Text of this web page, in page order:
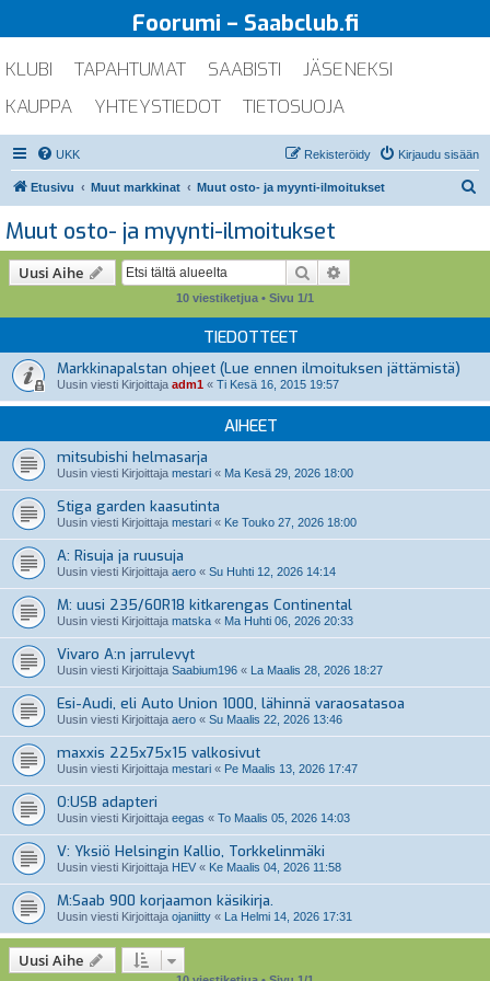
Foorumi – Saabclub.fi
KLUBI TAPAHTUMAT SAABISTI
JÄSENEKSI
KAUPPA
YHTEYSTIEDOT TIETOSUOJA
UKK Kirjaudu sisään
Rekisteröidy
Etusivu Muut markkinat Muut osto- ja myynti-ilmoitukset
Muut osto- ja myynti-ilmoitukset
Uusi Aihe Etsi
10 viestiketjua • Sivu 1/1
TIEDOTTEET
Markkinapalstan ohjeet (Lue ennen ilmoituksen jättämistä)
Uusin viesti Kirjoittaja adm1 « Ti Kesä 16, 2015 19:57
AIHEET
mitsubishi helmasarja
Uusin viesti Kirjoittaja mestari « Ma Kesä 29, 2026 18:00
Stiga garden kaasutinta
Uusin viesti Kirjoittaja mestari « Ke Touko 27, 2026 18:00
A: Risuja ja ruusuja
Uusin viesti Kirjoittaja aero « Su Huhti 12, 2026 14:14
M: uusi 235/60R18 kitkarengas Continental
Uusin viesti Kirjoittaja matska « Ma Huhti 06, 2026 20:33
Vivaro A:n jarrulevyt
Uusin viesti Kirjoittaja Saabium196 « La Maalis 28, 2026 18:27
Esi-Audi, eli Auto Union 1000, lähinnä varaosatasoa
Uusin viesti Kirjoittaja aero « Su Maalis 22, 2026 13:46
maxxis 225x75x15 valkosivut
Uusin viesti Kirjoittaja mestari « Pe Maalis 13, 2026 17:47
O:USB adapteri
Uusin viesti Kirjoittaja eegas « To Maalis 05, 2026 14:03
V: Yksiö Helsingin Kallio, Torkkelinmäki
Uusin viesti Kirjoittaja HEV « Ke Maalis 04, 2026 11:58
M:Saab 900 korjaamon käsikirja.
Uusin viesti Kirjoittaja ojaniitty « La Helmi 14, 2026 17:31
Uusi Aihe